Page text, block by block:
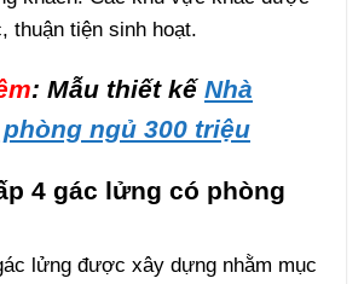
thuận tiện sinh hoạt.
: Mẫu thiết kế Nhà
ngủ 300 triệu
4 gác lửng có phòng
lửng được xây dựng nhằm mục